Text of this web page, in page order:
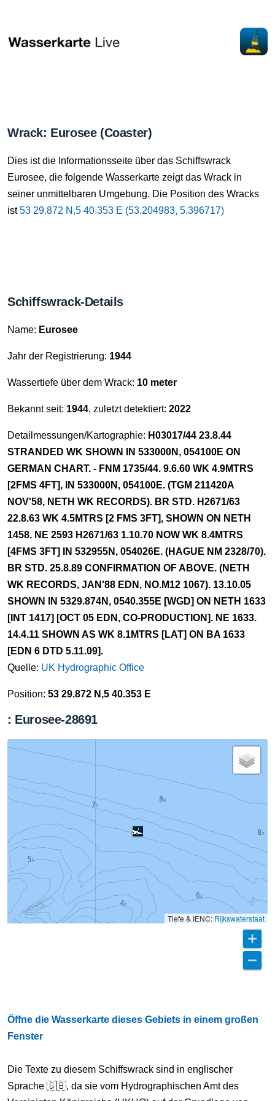
Wrack: Eurosee (Coaster)
Dies ist die Informationsseite über das Schiffswrack
Eurosee, die folgende Wasserkarte zeigt das Wrack in
seiner unmittelbaren Umgebung. Die Position des Wracks
ist53 29.872 N,5 40.353 E (53.204983, 5.396717)
Schiffswrack-Details
Name: Eurosee
Jahr der Registrierung: 1944
Wassertiefe über dem Wrack: 10 meter
Bekannt seit: 1944, zuletzt detektiert: 2022
Detailmessungen/Kartographie: H03017/44 23.8.44
STRANDED WK SHOWN IN 533000N, 054100E ON
GERMAN CHART. - FNM 1735/44. 9.6.60 WK 4.9MTRS
[2FMS 4FT], IN 533000N, 054100E. (TGM 211420A
NOV'58, NETH WK RECORDS). BR STD. H2671/63
22.8.63 WK 4.5MTRS [2 FMS 3FT], SHOWN ON NETH
1458. NE 2593 H2671/63 1.10.70 NOW WK 8.4MTRS
[4FMS 3FT] IN 532955N, 054026E. (HAGUE NM 2328/70).
BR STD. 25.8.89 CONFIRMATION OF ABOVE. (NETH
WK RECORDS, JAN'88 EDN, NO.M12 1067). 13.10.05
SHOWN IN 5329.874N, 0540.355E [WGD] ON NETH 1633
[INT 1417] [OCT 05 EDN, CO-PRODUCTION]. NE 1633.
14.4.11 SHOWN AS WK 8.1MTRS [LAT] ON BA 1633
[EDN 6 DTD 5.11.09].
Quelle: UK Hydrographic Office
Position: 53 29.872 N,5 40.353 E
: Eurosee-28691
Tiefe & IENC: Rijkswaterstaat
Öffne die Wasserkarte dieses Gebiets in einem großen
Fenster
Die Texte zu diesem Schiffswrack sind in englischer
Sprache 🇬🇧, da sie vom Hydrographischen Amt des